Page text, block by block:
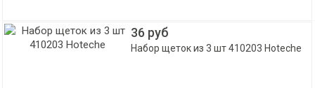
36 руб
Набор щеток из 3 шт 410203 Hoteche